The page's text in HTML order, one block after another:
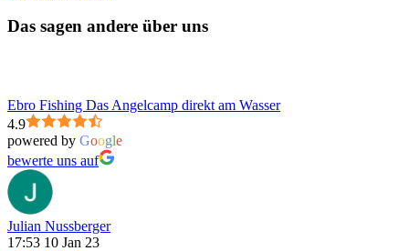
Das sagen andere über uns
Ebro Fishing Das Angelcamp direkt am Wasser
4.9
powered by Google
bewerte uns auf
Julian Nussberger
17:53 10 Jan 23